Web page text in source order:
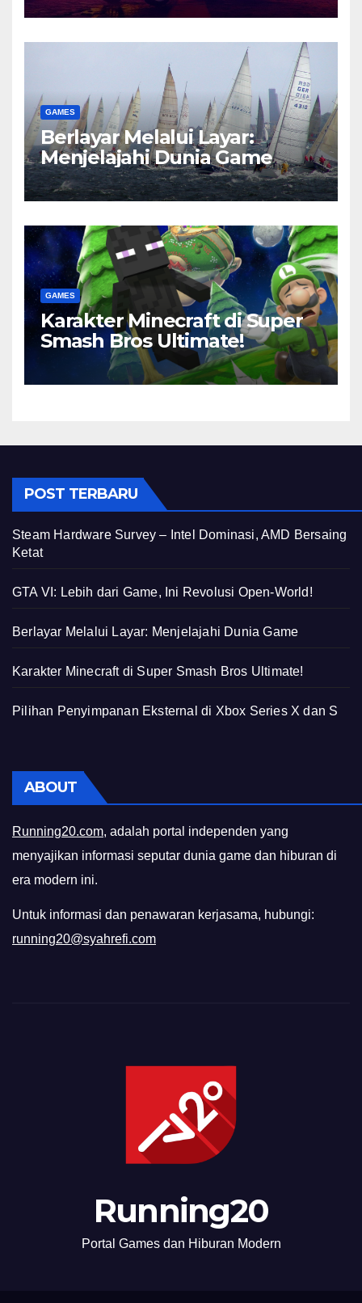
GAMES
Berlayar Melalui Layar:
Menjelajahi Dunia Game
GAMES
Karakter Minecraft di Super
Smash Bros Ultimate!
POST TERBARU
Steam Hardware Survey – Intel Dominasi, AMD Bersaing
Ketat
GTA VI: Lebih dari Game, Ini Revolusi Open-World!
Berlayar Melalui Layar: Menjelajahi Dunia Game
Karakter Minecraft di Super Smash Bros Ultimate!
Pilihan Penyimpanan Eksternal di Xbox Series X dan S
ABOUT
Running20.com, adalah portal independen yang
menyajikan informasi seputar dunia game dan hiburan di
era modern ini.
Untuk informasi dan penawaran kerjasama, hubungi:
running20@syahrefi.com
Running20
Portal Games dan Hiburan Modern